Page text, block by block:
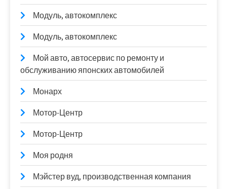
Модуль, автокомплекс
Модуль, автокомплекс
Мой авто, автосервис по ремонту и
обслуживанию японских автомобилей
Монарх
Мотор-Центр
Мотор-Центр
Моя родня
Мэйстер вуд, производственная компания